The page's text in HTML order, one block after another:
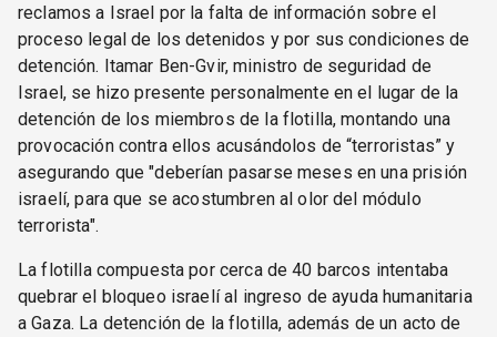
reclamos a Israel por la falta de información sobre el
proceso legal de los detenidos y por sus condiciones de
detención. Itamar Ben-Gvir, ministro de seguridad de
Israel, se hizo presente personalmente en el lugar de la
detención de los miembros de la flotilla, montando una
provocación contra ellos acusándolos de “terroristas” y
asegurando que "deberían pasarse meses en una prisión
israelí, para que se acostumbren al olor del módulo
terrorista".
La flotilla compuesta por cerca de 40 barcos intentaba
quebrar el bloqueo israelí al ingreso de ayuda humanitaria
a Gaza. La detención de la flotilla, además de un acto de